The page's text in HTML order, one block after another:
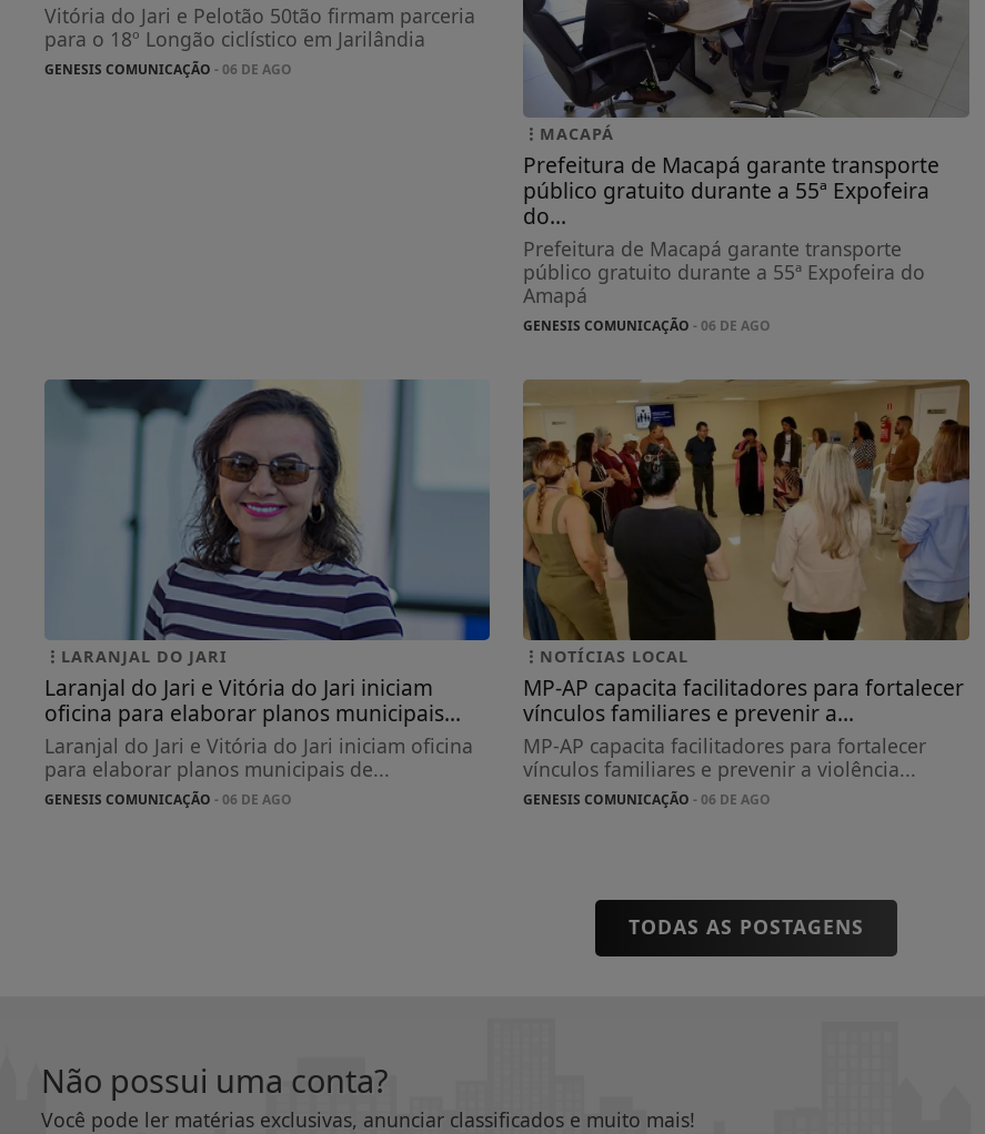
Vitória do Jari e Pelotão 50tão firmam parceria
para o 18º Longão ciclístico em Jarilândia
GENESIS COMUNICAÇÃO - 06 DE AGO
MACAPÁ
Prefeitura de Macapá garante transporte
público gratuito durante a 55ª Expofeira
do...
Prefeitura de Macapá garante transporte
público gratuito durante a 55ª Expofeira do
Amapá
GENESIS COMUNICAÇÃO - 06 DE AGO
LARANJAL DO JARI
Laranjal do Jari e Vitória do Jari iniciam
oficina para elaborar planos municipais...
Laranjal do Jari e Vitória do Jari iniciam oficina
para elaborar planos municipais de...
GENESIS COMUNICAÇÃO - 06 DE AGO
NOTÍCIAS LOCAL
MP-AP capacita facilitadores para fortalecer
vínculos familiares e prevenir a...
MP-AP capacita facilitadores para fortalecer
vínculos familiares e prevenir a violência...
GENESIS COMUNICAÇÃO - 06 DE AGO
TODAS AS POSTAGENS
Não possui uma conta?
Você pode ler matérias exclusivas, anunciar classificados e muito mais!